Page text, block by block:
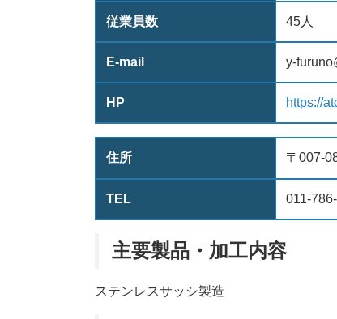
従業員数 45人
E-mail y-
HP https://
住所 〒007-
TEL 011-
主要製品・加工内容
ステンレスサッシ製造